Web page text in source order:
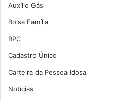
Auxílio Gás
Bolsa Família
BPC
Cadastro Único
Carteira da Pessoa Idosa
Notícias